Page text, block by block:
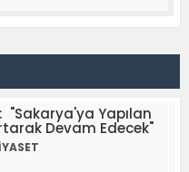
"Sakarya'ya Yapılan
Devam Edecek"